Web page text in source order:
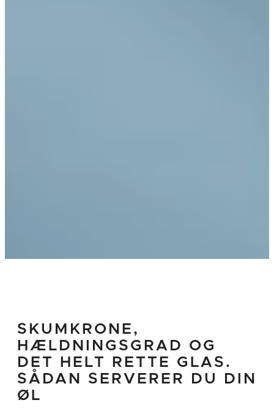
SKUMKRONE,
HÆLDNINGSGRAD OG
DET HELT RETTE GLAS.
SÅDAN SERVERER DU DIN
ØL